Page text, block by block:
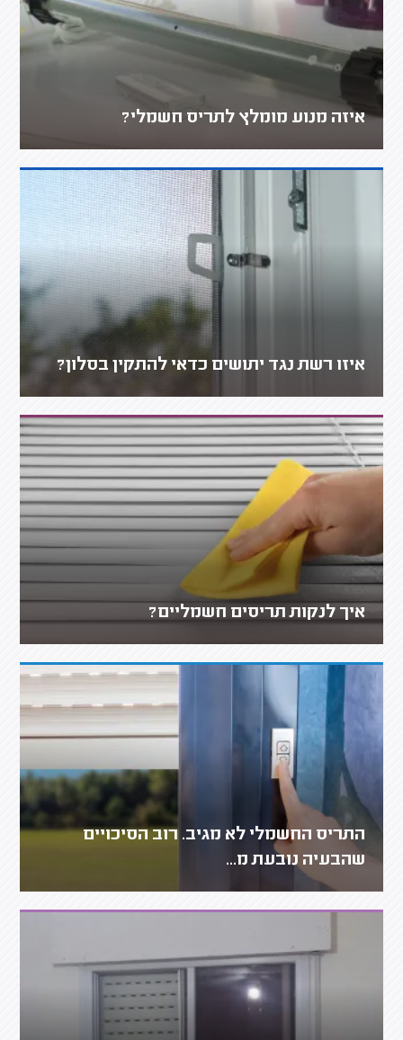
איזה מנוע מומלץ לתריס חשמלי?
איזו רשת נגד יתושים כדאי להתקין בסלון?
איך לנקות תריסים חשמליים?
התריס החשמלי לא מגיב. רוב הסיכויים
שהבעיה נובעת מ...